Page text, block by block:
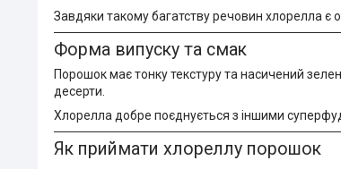
Завдяки такому багатству речовин хлорелла є
Форма випуску та смак
Порошок має тонку текстуру та насичений
десерти.
Хлорелла добре поєднується з іншими
Як приймати хлореллу порошок